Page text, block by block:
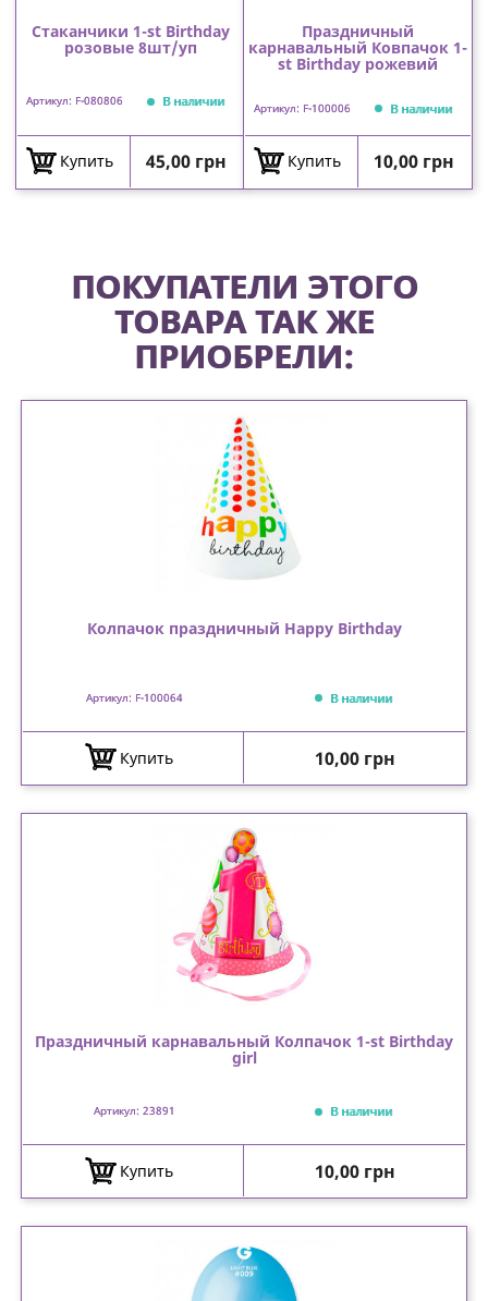
Стаканчики 1-st Birthday
розовые 8шт/уп
Артикул: F-080806 В наличии
Купить Цена
45,00 грн
Праздничный
карнавальный Ковпачок 1-
st Birthday рожевий
Артикул: F-100006 В наличии
Купить Цена
10,00 грн
ПОКУПАТЕЛИ ЭТОГО
ТОВАРА ТАК ЖЕ
ПРИОБРЕЛИ:
Колпачок праздничный Happy Birthday
Артикул: F-100064 В наличии
Купить Цена
10,00 грн
Праздничный карнавальный Колпачок 1-st Birthday
girl
Артикул: 23891 В наличии
Купить Цена
10,00 грн